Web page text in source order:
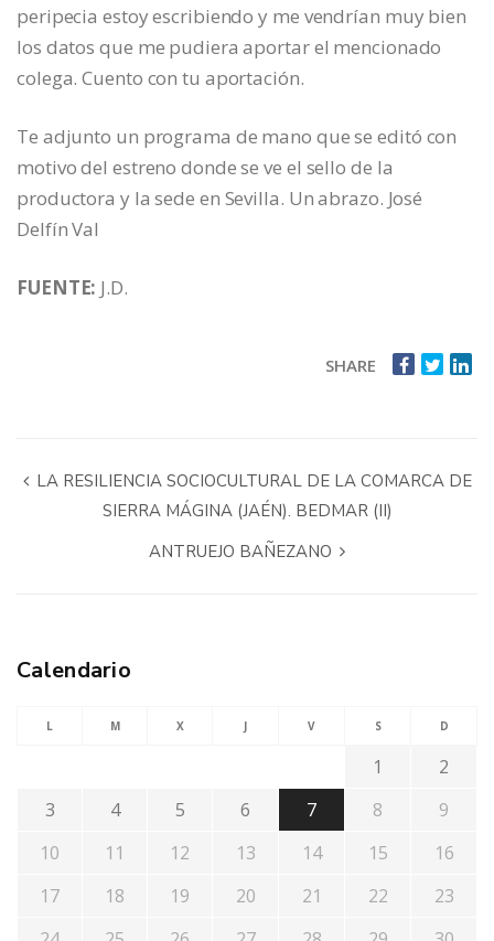
peripecia estoy escribiendo y me vendrían muy bien
los datos que me pudiera aportar el mencionado
colega. Cuento con tu aportación.
Te adjunto un programa de mano que se editó con
motivo del estreno donde se ve el sello de la
productora y la sede en Sevilla. Un abrazo. José
Delfín Val
FUENTE: J.D.
SHARE
LA RESILIENCIA SOCIOCULTURAL DE LA COMARCA DE
SIERRA MÁGINA (JAÉN). BEDMAR (II)
ANTRUEJO BAÑEZANO
Calendario
L M X J V S D
1
2
3
4 5 6 7 8
9
10
11 12 13 14 15
16
17
18 19 20 21 22
23